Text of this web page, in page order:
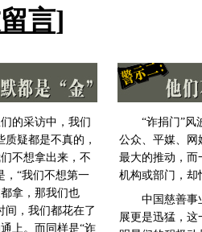
言]
的采访中，我们
疑都是不真的，
不想拿出来，不
，“我们不想第一
拿，那我们也
间，我们都花在了
上。而同样是“诈
“诈捐门”风
公众、平媒、网
最大的推动，而
机构或部门，却
中国慈善事业
展更是迅猛，